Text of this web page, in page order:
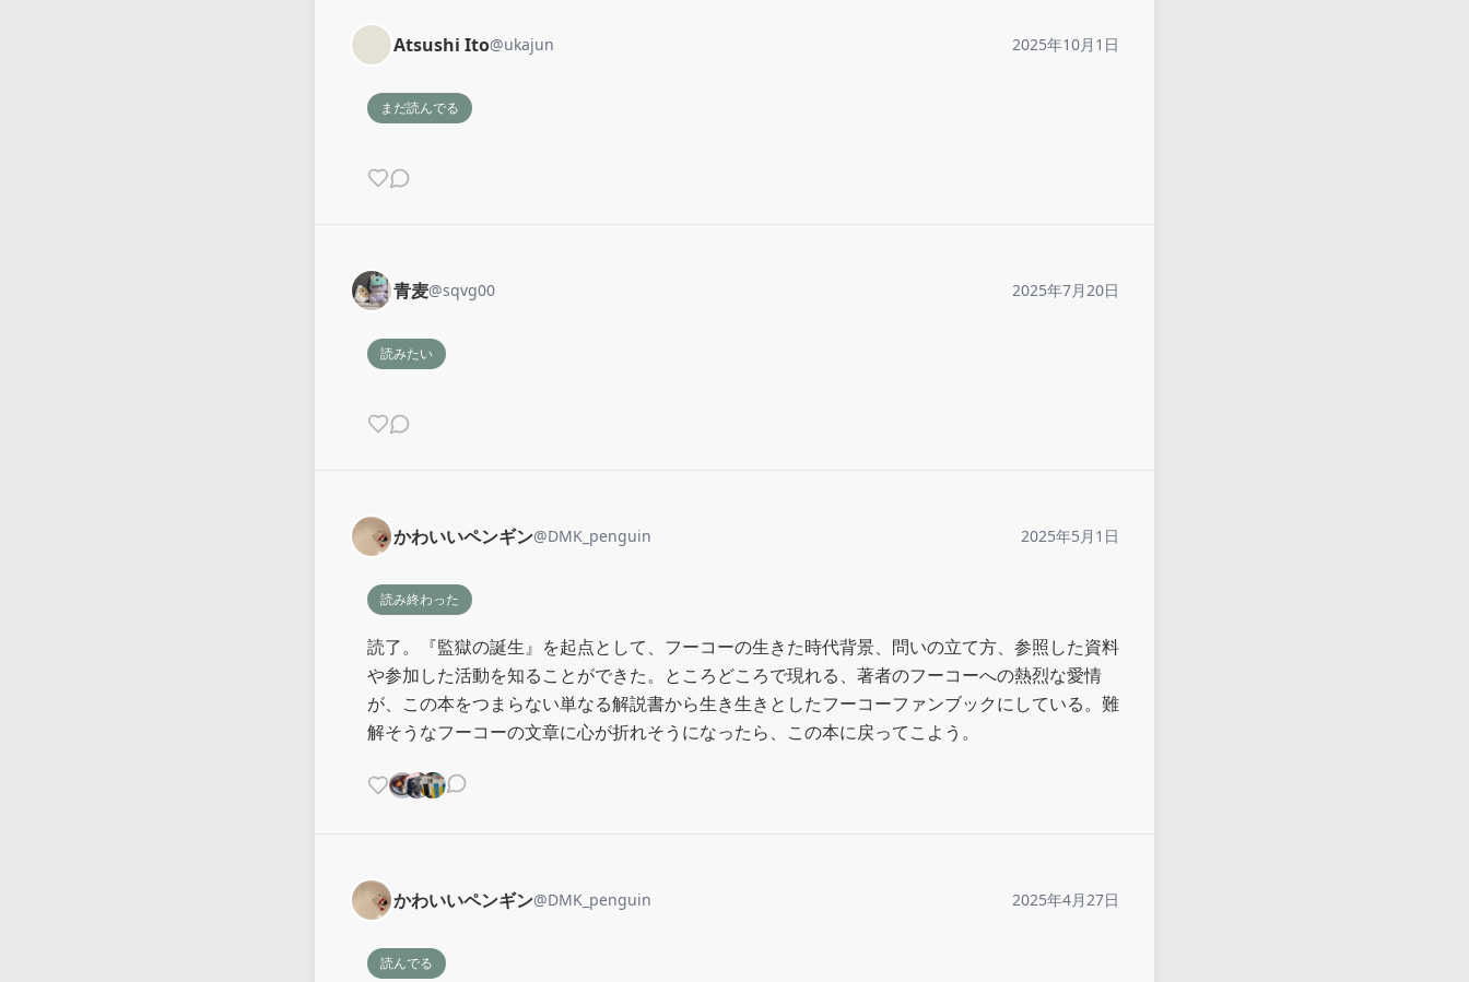
Atsushi Ito@ukajun 2025年10月1日
まだ読んでる
青麦@sqvg00 2025年7月20日
読みたい
かわいいペンギン@DMK_penguin 2025年5月1日
読み終わった
読了。『監獄の誕生』を起点として、フーコーの生きた時代背景、問いの立て方、参照した資料
や参加した活動を知ることができた。ところどころで現れる、著者のフーコーへの熱烈な愛情
が、この本をつまらない単なる解説書から生き生きとしたフーコーファンブックにしている。難
解そうなフーコーの文章に心が折れそうになったら、この本に戻ってこよう。
かわいいペンギン@DMK_penguin 2025年4月27日
読んでる